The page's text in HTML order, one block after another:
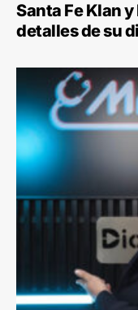
Santa Fe Klan
detalles de su